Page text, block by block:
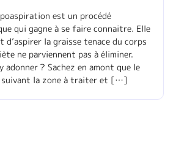
est un procédé
qui gagne à se faire connaitre. Elle
d’aspirer la graisse tenace du corps
ne parviennent pas à éliminer.
adonner ? Sachez en amont que le
suivant la zone à traiter et […]